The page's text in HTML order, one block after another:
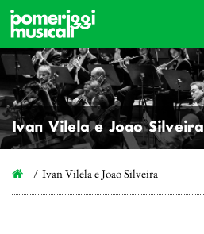
Ivan Vilela e Joao Silveira
Ivan Vilela e Joao Silveira